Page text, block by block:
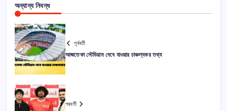
অন্যান্য নিবন্ধ
পূর্ববর্তী
আজতেকা স্টেডিয়াম দেবে যাওয়ার চাঞ্চল্যকর তথ্য
পরবর্তী